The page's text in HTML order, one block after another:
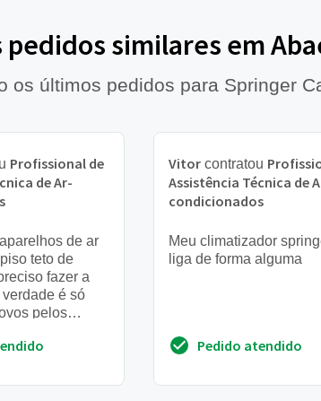
pedidos similares em
os últimos pedidos para Springer
Profissional de
de Ar-
de ar
teto de
fazer a
é só
pelos
Vitor contratou
Assistência Técnica de
condicionados
Meu climatizador
liga de forma alguma
Pedido atendido